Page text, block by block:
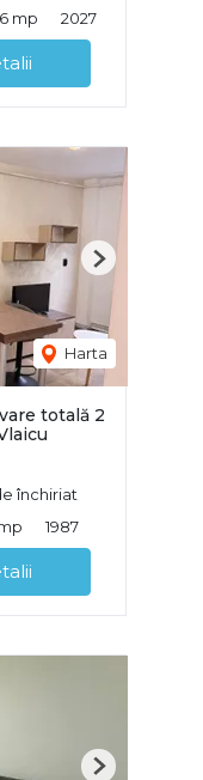
mp 2027
Harta
Next
totală 2
închiriat
1987
Next